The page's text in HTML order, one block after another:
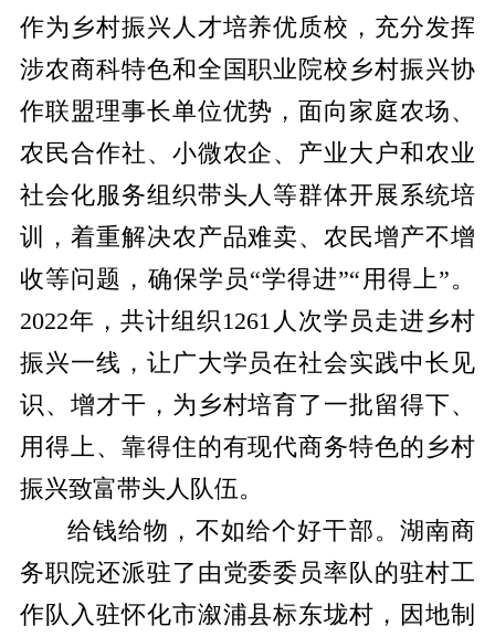
作为乡村振兴人才培养优质校，充分发挥
涉农商科特色和全国职业院校乡村振兴协
作联盟理事长单位优势，面向家庭农场、
农民合作社、小微农企、产业大户和农业
社会化服务组织带头人等群体开展系统培
训，着重解决农产品难卖、农民增产不增
收等问题，确保学员“学得进”“用得上”。
2022年，共计组织1261人次学员走进乡村
振兴一线，让广大学员在社会实践中长见
识、增才干，为乡村培育了一批留得下、
用得上、靠得住的有现代商务特色的乡村
振兴致富带头人队伍。
给钱给物，不如给个好干部。湖南商
务职院还派驻了由党委委员率队的驻村工
作队入驻怀化市溆浦县标东垅村，因地制